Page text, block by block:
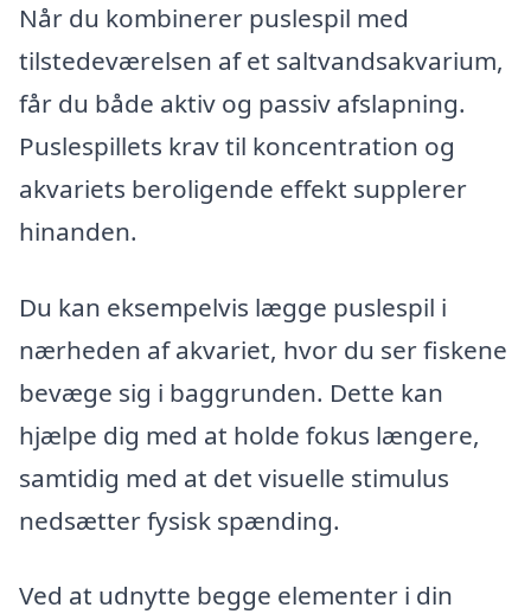
Når du kombinerer puslespil med
tilstedeværelsen af et saltvandsakvarium,
får du både aktiv og passiv afslapning.
Puslespillets krav til koncentration og
akvariets beroligende effekt supplerer
hinanden.
Du kan eksempelvis lægge puslespil i
nærheden af akvariet, hvor du ser fiskene
bevæge sig i baggrunden. Dette kan
hjælpe dig med at holde fokus længere,
samtidig med at det visuelle stimulus
nedsætter fysisk spænding.
Ved at udnytte begge elementer i din